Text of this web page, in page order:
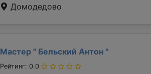
Домодедово
Мастер " Бельский Антон "
Рейтинг: 0.0